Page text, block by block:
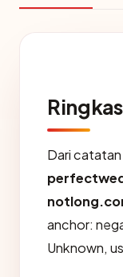
Dari
anchor:
Unknown,